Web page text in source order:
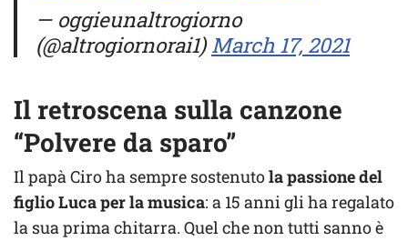
— oggieunaltrogiorno
(@altrogiornorai1)March 17, 2021
Il retroscena sulla canzone
“Polvere da sparo”
Il papà Ciro ha sempre sostenutola passione del
figlio Luca per la musica: a 15 anni gli ha regalato
la sua prima chitarra. Quel che non tutti sanno è